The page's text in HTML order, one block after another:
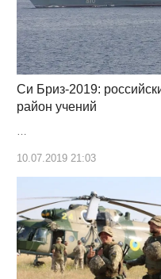
Си Бриз-2019:
район учений
10.07.2019 21:03